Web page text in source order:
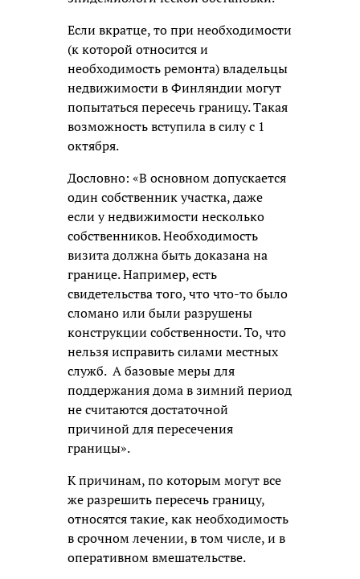
Если вкратце, то при необходимости
(к которой относится и
необходимость ремонта) владельцы
недвижимости в Финляндии могут
попытаться пересечь границу. Такая
возможность вступила в силу с 1
октября.
Дословно: «В основном допускается
один собственник участка, даже
если у недвижимости несколько
собственников. Необходимость
визита должна быть доказана на
границе. Например, есть
свидетельства того, что что-то было
сломано или были разрушены
конструкции собственности. То, что
нельзя исправить силами местных
служб. А базовые меры для
поддержания дома в зимний период
не считаются достаточной
причиной для пересечения
границы».
К причинам, по которым могут все
же разрешить пересечь границу,
относятся такие, как необходимость
в срочном лечении, в том числе, и в
оперативном вмешательстве.